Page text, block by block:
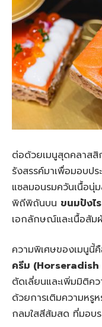
ต่อด้วยเมนูสุดคลาส
รังสรรค์มาเพื่อมอบป
แซลมอนรมควันเนื้อนุ่
พิถีพิถันบน ขนมปังไ
เอกลักษณ์และเนื้อสั
ความพิเศษของเมนูนี้
ครีม (Horseradish
ตัดเลี่ยนและเพิ่มมิติค
ด้วยการเติมความหรู
กลมใสสีส้มสด ที่มอบร